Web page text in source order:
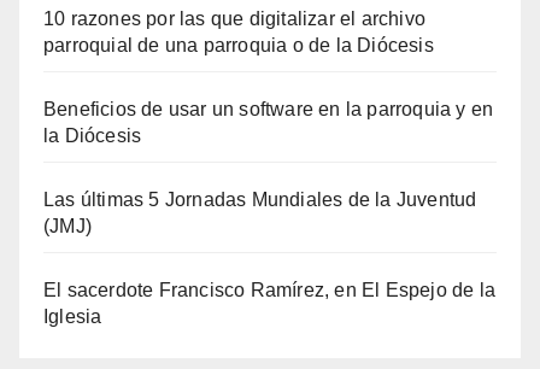
10 razones por las que digitalizar el archivo
parroquial de una parroquia o de la Diócesis
Beneficios de usar un software en la parroquia y en
la Diócesis
Las últimas 5 Jornadas Mundiales de la Juventud
(JMJ)
El sacerdote Francisco Ramírez, en El Espejo de la
Iglesia